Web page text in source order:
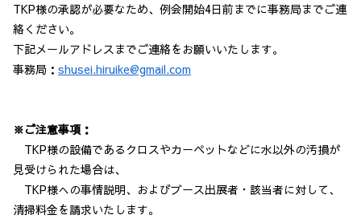
TKP様の承認が必要なため、例会開始4日前までに事務局までご連
絡ください。
下記メールアドレスまでご連絡をお願いいたします。
事務局： shusei.hiruike@gmail.com
※ご注意事項：
TKP様の設備であるクロスやカーペットなどに水以外の汚損が
見受けられた場合は、
TKP様への事情説明、およびブース出展者・該当者に対して、
清掃料金を請求いたします。